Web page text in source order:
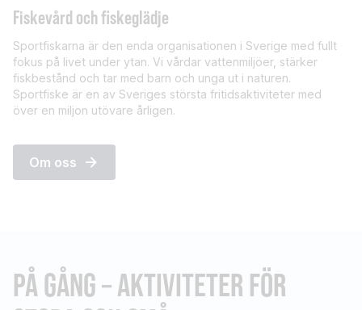
Fiskevård och fiskeglädje
Sportfiskarna är den enda organisationen i Sverige med fullt
fokus på livet under ytan. Vi vårdar vattenmiljöer, stärker
fiskbestånd och tar med barn och unga ut i naturen.
Sportfiske är en av Sveriges största fritidsaktiviteter med
över en miljon utövare årligen.
Om oss
PÅ GÅNG – AKTIVITETER FÖR